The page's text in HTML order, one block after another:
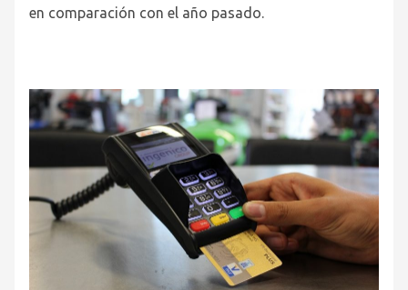
en comparación con el año pasado.